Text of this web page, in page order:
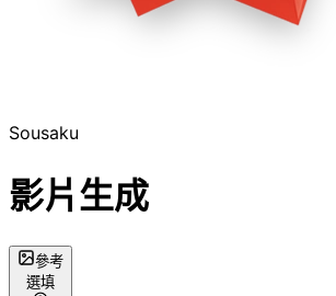
Sousaku
影片生成
參考
選填